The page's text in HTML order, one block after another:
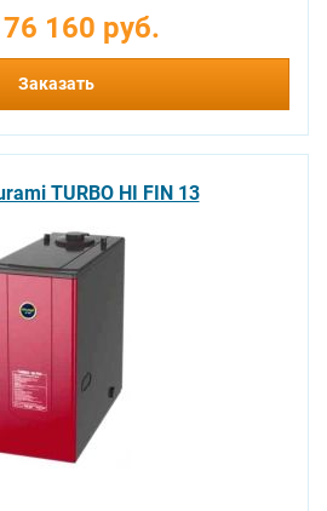
76 160 руб.
Заказать
TURBO HI FIN 13